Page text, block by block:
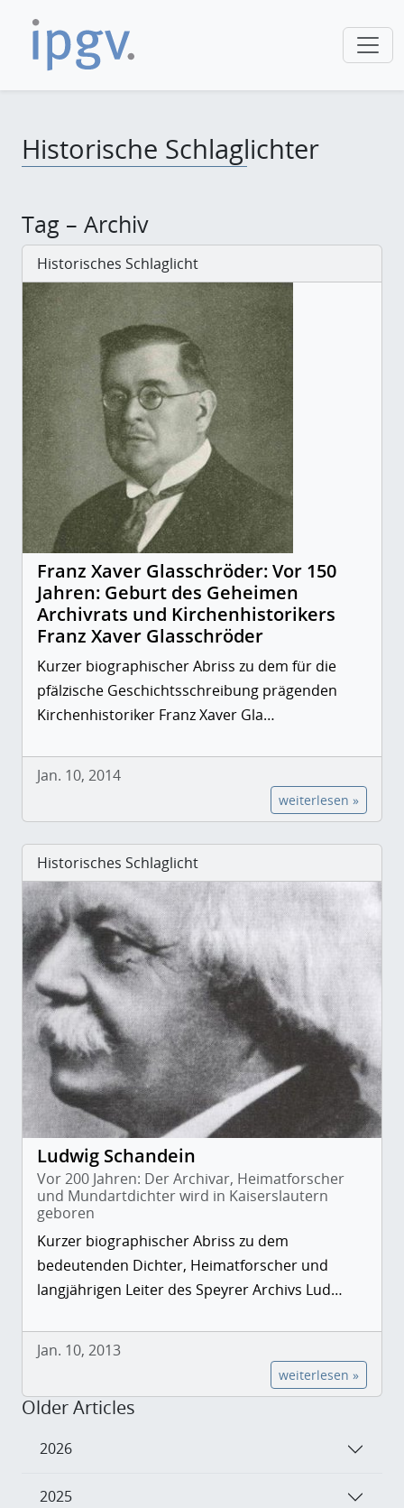
Historische Schlaglichter
Tag – Archiv
Historisches Schlaglicht
Franz Xaver Glasschröder: Vor 150
Jahren: Geburt des Geheimen
Archivrats und Kirchenhistorikers
Franz Xaver Glasschröder
Kurzer biographischer Abriss zu dem für die
pfälzische Geschichtsschreibung prägenden
Kirchenhistoriker Franz Xaver Gla…
Jan. 10, 2014
weiterlesen »
Historisches Schlaglicht
Ludwig Schandein
Vor 200 Jahren: Der Archivar, Heimatforscher
und Mundartdichter wird in Kaiserslautern
geboren
Kurzer biographischer Abriss zu dem
bedeutenden Dichter, Heimatforscher und
langjährigen Leiter des Speyrer Archivs Lud…
Jan. 10, 2013
weiterlesen »
Older Articles
2026
2025